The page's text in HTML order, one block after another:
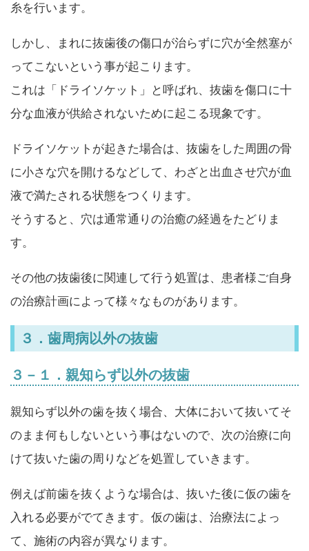
糸を行います。
しかし、まれに抜歯後の傷口が治らずに穴が全然塞が
ってこないという事が起こります。
これは「ドライソケット」と呼ばれ、抜歯を傷口に十
分な血液が供給されないために起こる現象です。
ドライソケットが起きた場合は、抜歯をした周囲の骨
に小さな穴を開けるなどして、わざと出血させ穴が血
液で満たされる状態をつくります。
そうすると、穴は通常通りの治癒の経過をたどりま
す。
その他の抜歯後に関連して行う処置は、患者様ご自身
の治療計画によって様々なものがあります。
３．歯周病以外の抜歯
３－１．親知らず以外の抜歯
親知らず以外の歯を抜く場合、大体において抜いてそ
のまま何もしないという事はないので、次の治療に向
けて抜いた歯の周りなどを処置していきます。
例えば前歯を抜くような場合は、抜いた後に仮の歯を
入れる必要がでてきます。仮の歯は、治療法によっ
て、施術の内容が異なります。